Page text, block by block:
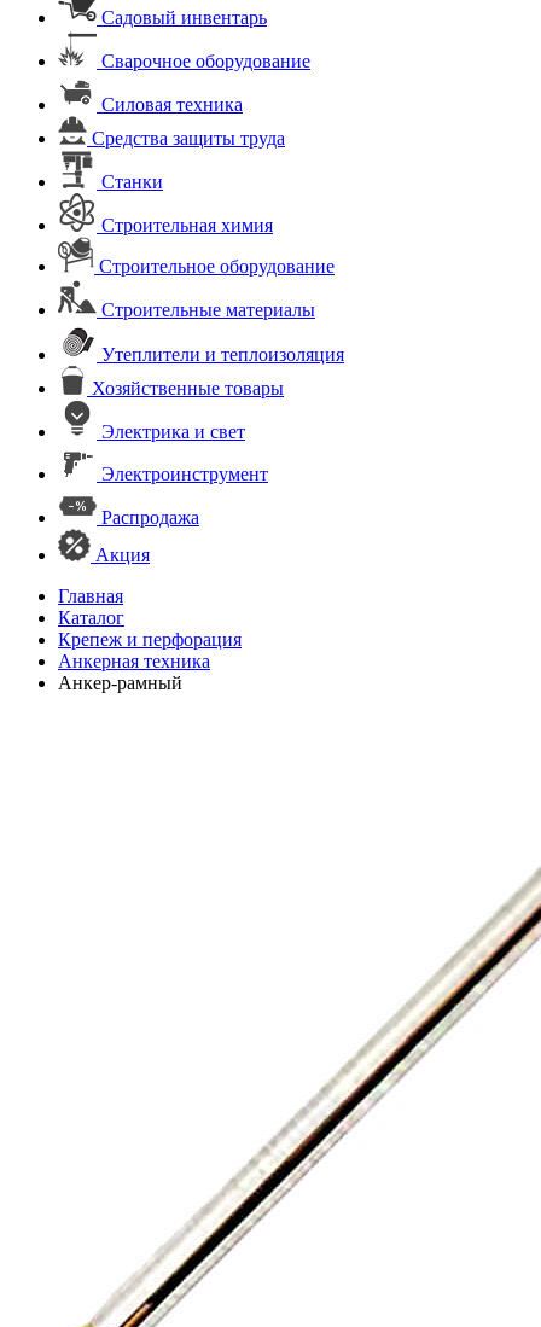
Садовый инвентарь
Сварочное оборудование
Силовая техника
Средства защиты труда
Станки
Строительная химия
Строительное оборудование
Строительные материалы
Утеплители и теплоизоляция
Хозяйственные товары
Электрика и свет
Электроинструмент
Распродажа
Акция
Главная
Каталог
Крепеж и перфорация
Анкерная техника
Анкер-рамный